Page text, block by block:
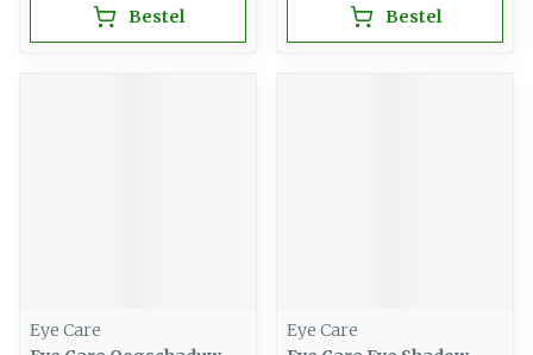
Bestel Bestel
Eye Care
Eye Care